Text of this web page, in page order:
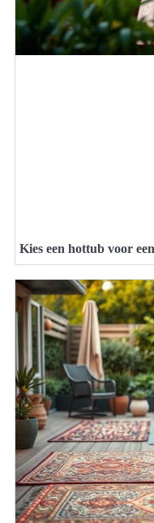
Kies een hottub voor